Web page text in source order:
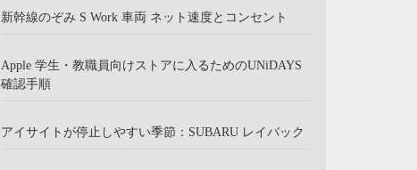
新幹線のぞみ S Work 車両 ネット速度とコンセント
Apple 学生・教職員向けストアに入るためのUNiDAYS
確認手順
アイサイトが停止しやすい季節：SUBARU レイバック